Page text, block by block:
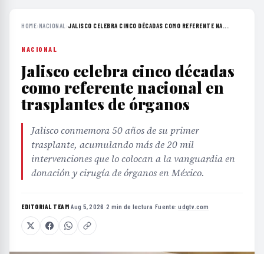
HOME›NACIONAL ›JALISCO CELEBRA CINCO DÉCADAS COMO REFERENTE NA...
NACIONAL
Jalisco celebra cinco décadas
como referente nacional en
trasplantes de órganos
Jalisco conmemora 50 años de su primer
trasplante, acumulando más de 20 mil
intervenciones que lo colocan a la vanguardia en
donación y cirugía de órganos en México.
EDITORIAL TEAM·Aug 5, 2026 ·2 min de lectura ·Fuente:udgtv.com